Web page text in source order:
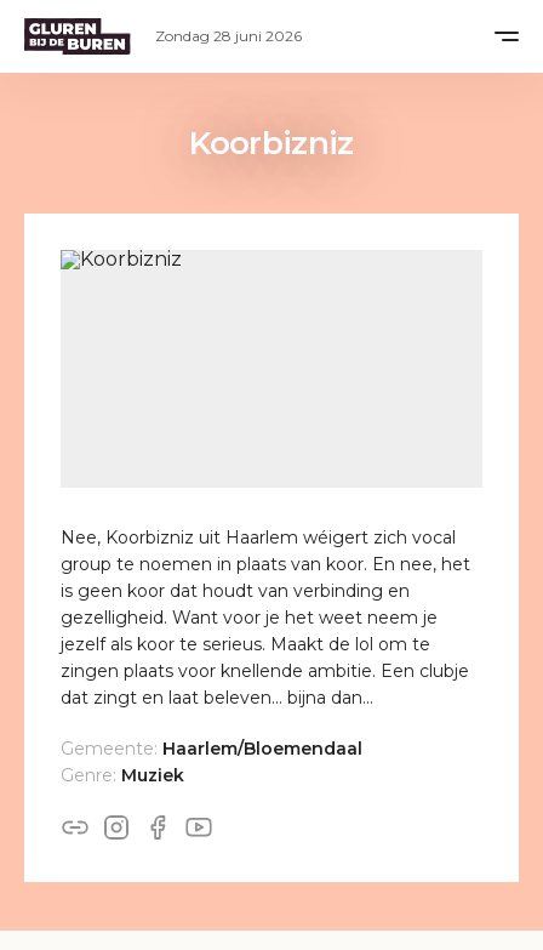
Koorbizniz
Nee, Koorbizniz uit Haarlem wéigert zich vocal
group te noemen in plaats van koor. En nee, het
is geen koor dat houdt van verbinding en
gezelligheid. Want voor je het weet neem je
jezelf als koor te serieus. Maakt de lol om te
zingen plaats voor knellende ambitie. Een clubje
dat zingt en laat beleven... bijna dan...
Gemeente: Haarlem/Bloemendaal
Genre: Muziek
Zondag 28 juni 2026